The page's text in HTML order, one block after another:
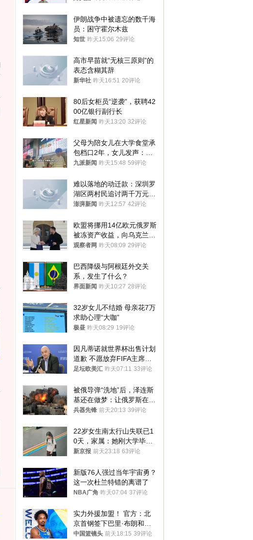
伊朗战争中被遗忘的数千海
员：困守霍尔木兹
知世 昨天15:06 29评论
高市早苗就“无核三原则”的
表态含糊其辞
新华社 昨天16:51 20评论
80后女柜员“逆袭”，获聘42
00亿银行副行长
红星新闻 昨天13:20 32评论
父母为陪女儿在大学食堂承
包档口2年，女儿发声：初
衷是为了陪伴，毕业后将不
九派新闻 昨天15:48 59评论
难以落地的动迁款：深圳罗
湖区两村民追讨两千万元动
迁款八年未果
澎湃新闻 昨天12:57 42评论
欧盟将挪用14亿欧元俄罗斯
被冻资产收益，向乌克兰提
供援助
观察者网 昨天08:09 29评论
巴西降级与阿根廷外交关
系，发生了什么？
界面新闻 昨天10:27 28评论
32岁女儿不结婚 母亲花7万
求助心理“大咖”
极昼 昨天08:29 19评论
因凡蒂诺就世界杯出售计划
道歉 不愿放弃FIFA主席职
位
足坛欧美汇 昨天07:11 33评论
被俄导弹“洗地”后，泽连斯
基还在做梦：让俄罗斯在冬
季前求和？
兵器先锋 前天20:13 39评论
22岁女生南太行山失联已1
0天，家属：她刚大学毕业
想到山里旅行
新京报 前天23:18 63评论
新版76人强过当年宇宙勇？
这一次杜兰特错的离谱了
NBA广角 昨天07:04 37评论
实力外援加盟！ 官方：北
京首钢签下巴里·布朗和桑
普森
中国篮镜头 前天18:15 39评论